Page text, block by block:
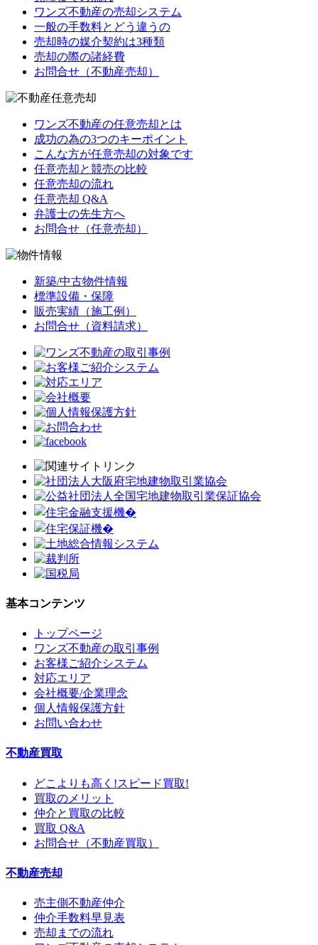
ワンズ不動産の売却システム
一般の手数料とどう違うの
売却時の媒介契約は3種類
売却の際の諸経費
お問合せ（不動産売却）
ワンズ不動産の任意売却とは
成功の為の3つのキーポイント
こんな方が任意売却の対象です
任意売却と競売の比較
任意売却の流れ
任意売却 Q&A
弁護士の先生方へ
お問合せ（任意売却）
新築/中古物件情報
標準設備・保障
販売実績（施工例）
お問合せ（資料請求）
基本コンテンツ
トップページ
ワンズ不動産の取引事例
お客様ご紹介システム
対応エリア
会社概要/企業理念
個人情報保護方針
お問い合わせ
不動産買取
どこよりも高く!スピード買取!
買取のメリット
仲介と買取の比較
買取 Q&A
お問合せ（不動産買取）
不動産売却
売主側不動産仲介
仲介手数料早見表
売却までの流れ